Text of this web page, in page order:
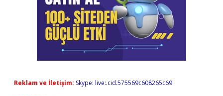
Reklam ve İletişim: Skype: live:.cid.575569c608265c69